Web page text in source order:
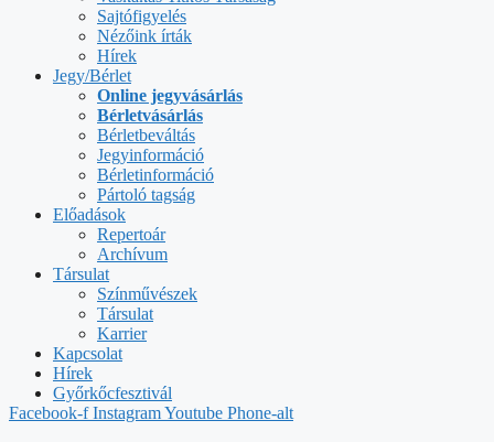
Sajtófigyelés
Nézőink írták
Hírek
Jegy/Bérlet
Online jegyvásárlás
Bérletvásárlás
Bérletbeváltás
Jegyinformáció
Bérletinformáció
Pártoló tagság
Előadások
Repertoár
Archívum
Társulat
Színművészek
Társulat
Karrier
Kapcsolat
Hírek
Győrkőcfesztivál
Facebook-f InstagramYoutube Phone-alt